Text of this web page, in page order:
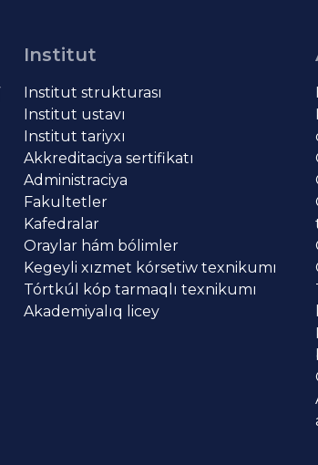
Institut
Institut strukturası
Institut ustavı
Institut tariyxı
Akkreditaciya sertifikatı
Administraciya
Fakultetler
Kafedralar
Oraylar hám bólimler
Kegeyli xızmet kórsetiw texnikumı
Tórtkúl kóp tarmaqlı texnikumı
Akademiyalıq licey